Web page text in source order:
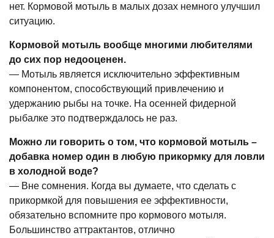
нет. Кормовой мотыль в малых дозах немного улучшил
ситуацию.
Кормовой мотыль вообще многими любителями
до сих пор недооценен.
— Мотыль является исключительно эффективным
компонентом, способствующий привлечению и
удержанию рыбы на точке. На осенней фидерной
рыбалке это подтверждалось не раз.
Можно ли говорить о том, что кормовой мотыль –
добавка номер один в любую прикормку для ловли
в холодной воде?
— Вне сомнения. Когда вы думаете, что сделать с
прикормкой для повышения ее эффективности,
обязательно вспомните про кормового мотыля.
Большинство аттрактантов, отлично